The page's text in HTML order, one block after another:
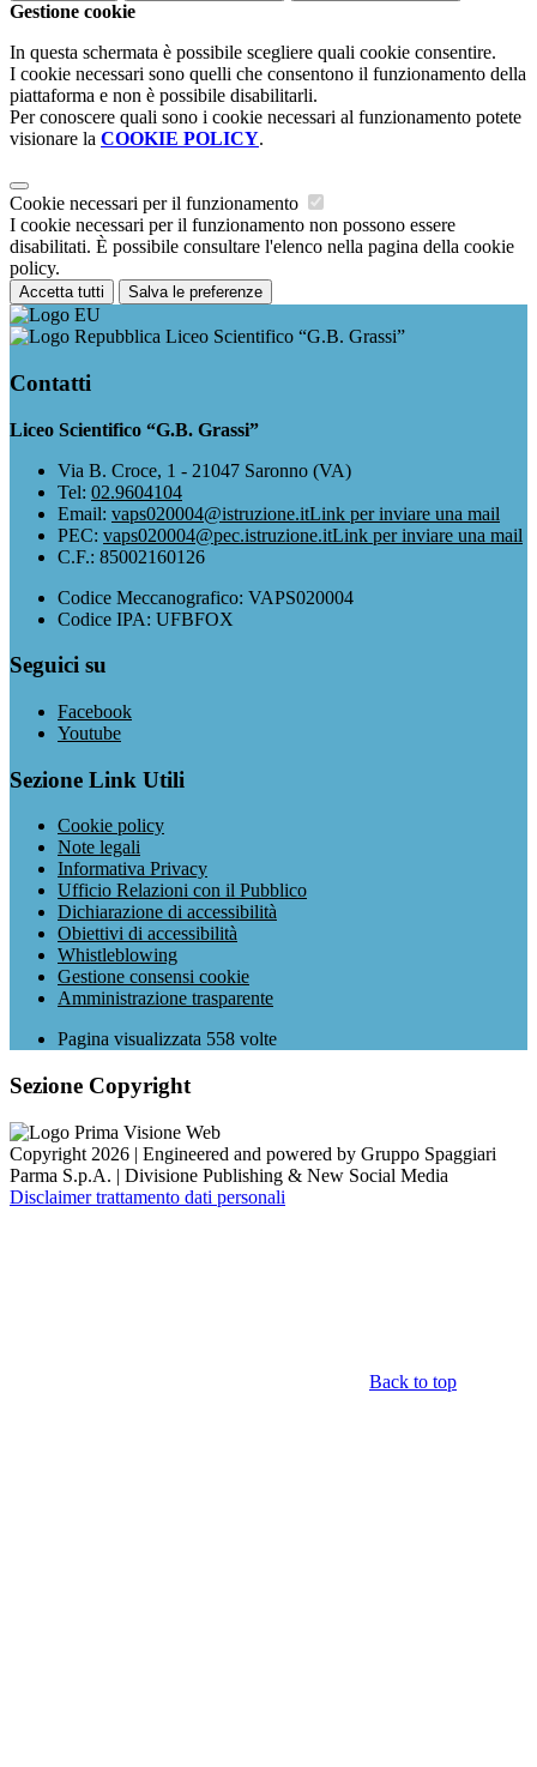
Gestione cookie
In questa schermata è possibile scegliere quali cookie consentire.
I cookie necessari sono quelli che consentono il funzionamento della
piattaforma e non è possibile disabilitarli.
Per conoscere quali sono i cookie necessari al funzionamento potete
visionare la COOKIE POLICY.
Cookie necessari per il funzionamento
I cookie necessari per il funzionamento non possono essere
disabilitati. È possibile consultare l'elenco nella pagina della cookie
policy.
Accetta tutti Salva le preferenze
Liceo Scientifico “G.B. Grassi”
Contatti
Liceo Scientifico “G.B. Grassi”
Via B. Croce, 1 - 21047 Saronno (VA)
Tel: 02.9604104
Email: vaps020004@istruzione.itLink per inviare una mail
PEC: vaps020004@pec.istruzione.itLink per inviare una mail
C.F.: 85002160126
Codice Meccanografico: VAPS020004
Codice IPA: UFBFOX
Seguici su
Facebook
Youtube
Sezione Link Utili
Cookie policy
Note legali
Informativa Privacy
Ufficio Relazioni con il Pubblico
Dichiarazione di accessibilità
Obiettivi di accessibilità
Whistleblowing
Gestione consensi cookie
Amministrazione trasparente
Pagina visualizzata 558 volte
Sezione Copyright
Copyright 2026 | Engineered and powered by Gruppo Spaggiari
Parma S.p.A. | Divisione Publishing & New Social Media
Disclaimer trattamento dati personali
Back to top